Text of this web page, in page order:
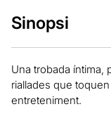
Sinopsi
Una trobada íntima,
riallades que
entreteniment.